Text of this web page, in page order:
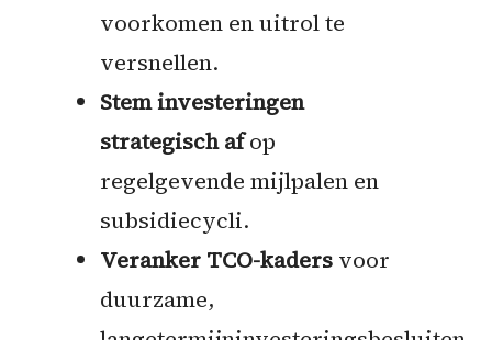
voorkomen en uitrol te
versnellen.
Stem investeringen
strategisch afop
regelgevende mijlpalen en
subsidiecycli.
Veranker TCO-kadersvoor
duurzame,